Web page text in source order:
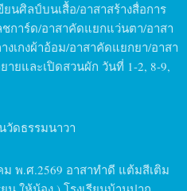
ยนศิลป์บนเสื้อ/อาสาสร้างสื่อการ
การ์ด/อาสาคัดแยกแว่นตา/อาสา
เกงผ้าอ้อม/อาสาคัดแยกยา/อาสา
ยและเปิดสวนผัก วันที่ 1-2, 8-9,
วัดธรรมนาวา
ม พ.ศ.2569 อาสาทำดี แต้มสีเติม